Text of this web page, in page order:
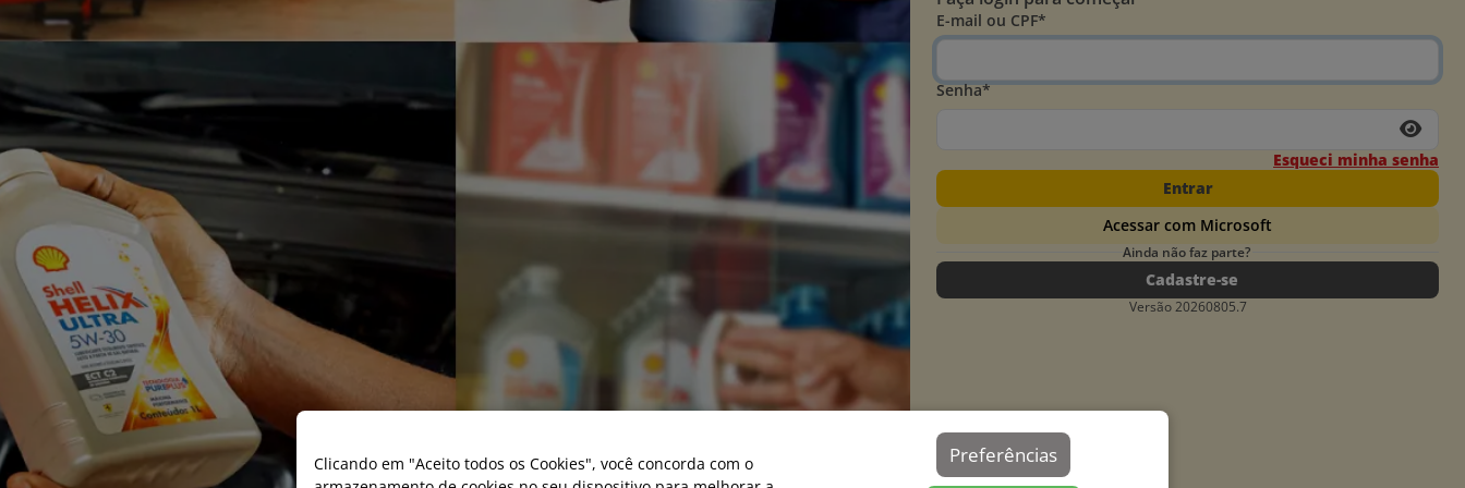
Clicando em "Aceito todos os Cookies", você concorda com o
Preferências
E-mail ou CPF*
Senha*
Esqueci minha senha
Entrar
Acessar com Microsoft
Ainda não faz parte?
Cadastre-se
Versão 20260805.7